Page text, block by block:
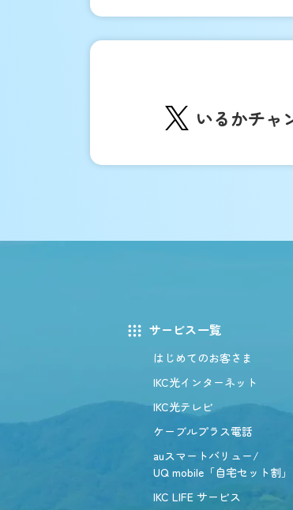
いるかチャ
サービス一覧
はじめてのお客さま
IKC光インターネット
IKC光テレビ
ケーブルプラス電話
auスマートバリュー/
UQ mobile「自宅セット割」
IKC LIFE サービス